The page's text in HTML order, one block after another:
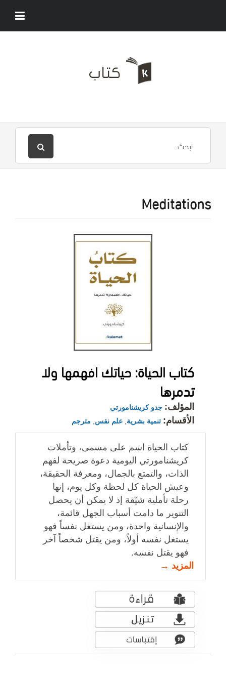
Meditations
كتاب الحياة: حياتك افهمها ولا
تدمرها
المؤلف: جدو كريشنامورتي
الأقسام: تنمية بشرية علم نفس مترجم
كتاب الحياة اسم على مسمى، وتأملات
كريشنامورتي اليومية دعوة صريحة لفهم
الذات، والتمتع بالجمال، ومعرفة الحقيقة،
وعيش الحياة كل لحظة وكل يوم، إنها
رحلة تأملية شيّقة إذ لا يمكن أن يحصل
التنوير ما دامت أسباب الجهل قائمة،
والإنسانية واحدة، ومن يستغل نفساً فهو
يستغل نفسه أولاً، ومن يقتل شخصاً آخر
فهو يقتل نفسه.
المزيد →